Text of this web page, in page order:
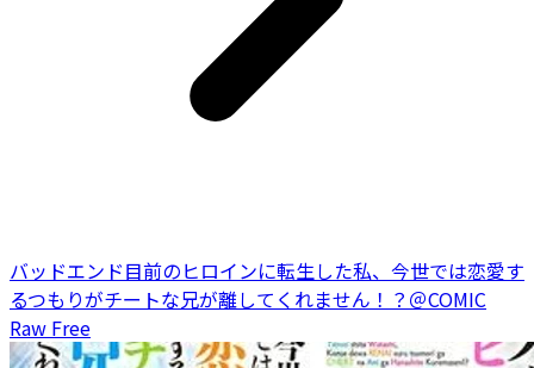
バッドエンド目前のヒロインに転生した私、今世では恋愛す
るつもりがチートな兄が離してくれません！？＠COMIC
Raw Free